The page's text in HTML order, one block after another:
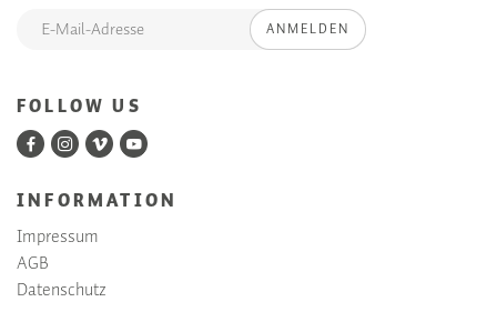
ANMELDEN
FOLLOW US
INFORMATION
Impressum
AGB
Datenschutz